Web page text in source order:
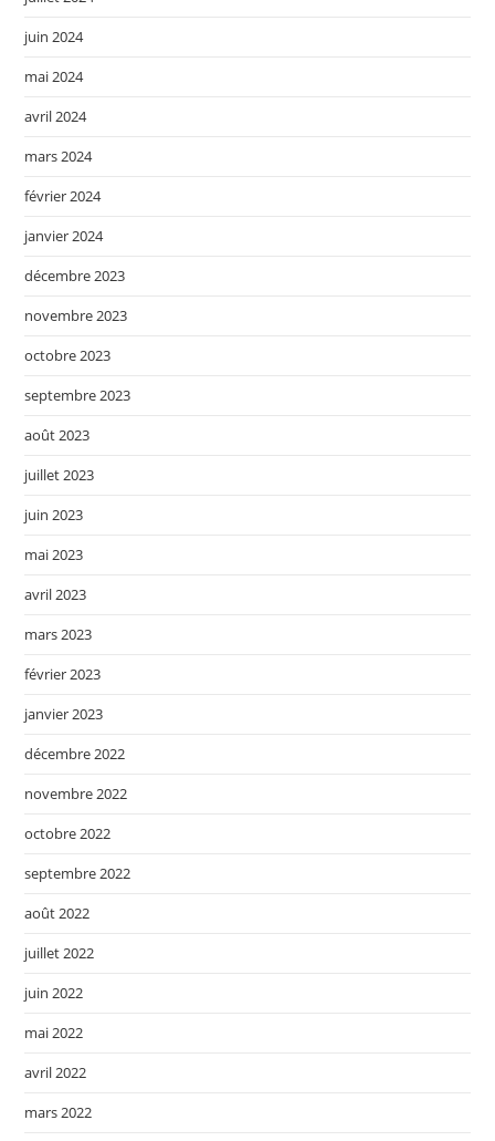
juin 2024
mai 2024
avril 2024
mars 2024
février 2024
janvier 2024
décembre 2023
novembre 2023
octobre 2023
septembre 2023
août 2023
juillet 2023
juin 2023
mai 2023
avril 2023
mars 2023
février 2023
janvier 2023
décembre 2022
novembre 2022
octobre 2022
septembre 2022
août 2022
juillet 2022
juin 2022
mai 2022
avril 2022
mars 2022